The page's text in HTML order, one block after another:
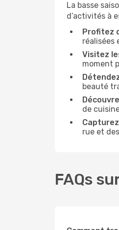
La basse
d’activités à
Profitez
réalisées
Visitez
moment
beauté
de
rue et
FAQs